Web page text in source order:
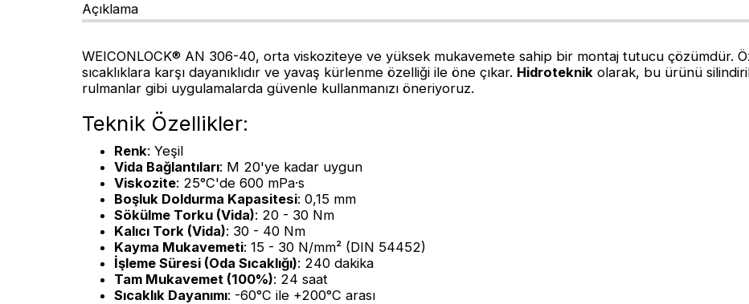
Açıklama
WEICONLOCK® AN 306-40, orta viskoziteye ve yüksek mukavemete sahip bir montaj tutucu çözümdür.
sıcaklıklara karşı dayanıklıdır ve yavaş kürlenme özelliği ile öne çıkar. Hidroteknik olarak, bu ürünü
rulmanlar gibi uygulamalarda güvenle kullanmanızı öneriyoruz.
Teknik Özellikler:
Renk: Yeşil
Vida Bağlantıları: M 20'ye kadar uygun
Viskozite: 25°C'de 600 mPa·s
Boşluk Doldurma Kapasitesi: 0,15 mm
Sökülme Torku (Vida): 20 - 30 Nm
Kalıcı Tork (Vida): 30 - 40 Nm
Kayma Mukavemeti: 15 - 30 N/mm² (DIN 54452)
İşleme Süresi (Oda Sıcaklığı): 240 dakika
Tam Mukavemet (100%): 24 saat
Sıcaklık Dayanımı: -60°C ile +200°C arası